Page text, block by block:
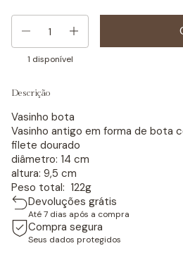
1 disponível
Descrição
Vasinho bota
Vasinho antigo em forma de bota
filete dourado
diâmetro: 14 cm
altura: 9,5 cm
Peso total: 122g
Devoluções grátis
Até 7 dias após a compra
Compra segura
Seus dados protegidos